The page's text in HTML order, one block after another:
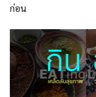
ก่อน